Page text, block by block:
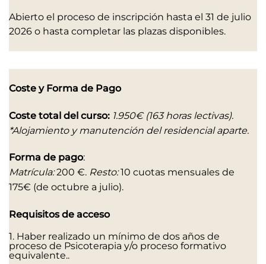
Abierto el proceso de inscripción hasta el 31 de julio
2026 o hasta completar las plazas disponibles.
Coste y Forma de Pago
Coste total del curso: 1.950€ (163 horas lectivas).
*Alojamiento y manutención del residencial aparte.
Forma de pago:
Matrícula:200 €. Resto:10 cuotas mensuales de
175€ (de octubre a julio).
Requisitos de acceso
1. Haber realizado un mínimo de dos años de
proceso de Psicoterapia y/o proceso formativo
equivalente..